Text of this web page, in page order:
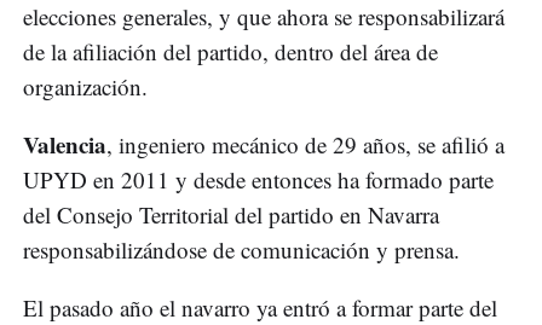
elecciones generales, y que ahora se responsabilizará
de la afiliación del partido, dentro del área de
organización.
Valencia, ingeniero mecánico de 29 años, se afilió a
UPYD en 2011 y desde entonces ha formado parte
del Consejo Territorial del partido en Navarra
responsabilizándose de comunicación y prensa.
El pasado año el navarro ya entró a formar parte del